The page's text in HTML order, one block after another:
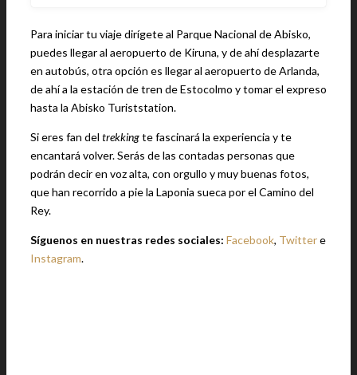
Para iniciar tu viaje dirígete al Parque Nacional de Abisko,
puedes llegar al aeropuerto de Kiruna, y de ahí desplazarte
en autobús, otra opción es llegar al aeropuerto de Arlanda,
de ahí a la estación de tren de Estocolmo y tomar el expreso
hasta la Abisko Turiststation.
Si eres fan del trekkingte fascinará la experiencia y te
encantará volver. Serás de las contadas personas que
podrán decir en voz alta, con orgullo y muy buenas fotos,
que han recorrido a pie la Laponia sueca por el Camino del
Rey.
Síguenos en nuestras redes sociales: Facebook, Twittere
Instagram.